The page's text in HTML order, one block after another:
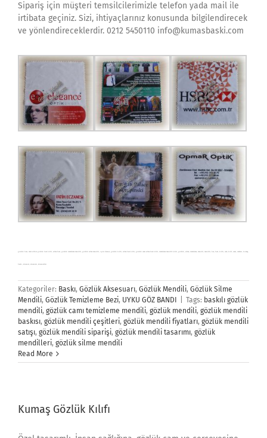
Sipariş için müşteri temsilcilerimizle telefon yada mail ile
irtibata geçiniz. Sizi, ihtiyaçlarınız konusunda bilgilendirecek
ve yönlendireceklerdir. 0212 5450110 info@kumasbaski.com
gözlük bezi, mikrofiber gözlük bezi kılıfı, silme bezi, gözlük temizleme mendili, gözlük silme mendili, optic cleaner, gözlük kılıfı, silme bezi kılıfı, gözlük camı silme bezi kılıfı, temizleme mendili kılıfı, gözlük, silme, temizleme, mendil, mendili, bez, bezi, kılıfı, cam, kılıf, camı, camları, kumaş,
baskı, aksesuar, aksesuarı, aksesuarları
Kategoriler: Baskı, Gözlük Aksesuarı, Gözlük Mendili, Gözlük Silme
Mendili, Gözlük Temizleme Bezi, UYKU GÖZ BANDI Tags: baskılı gözlük
mendili, gözlük camı temizleme mendili, gözlük mendili, gözlük mendili
baskısı, gözlük mendili çeşitleri, gözlük mendili fiyatları, gözlük mendili
satışı, gözlük mendili siparişi, gözlük mendili tasarımı, gözlük
mendilleri, gözlük silme mendili
Read More
Kumaş Gözlük Kılıfı